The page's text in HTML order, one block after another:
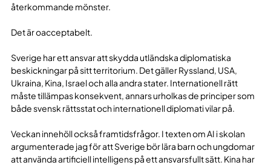
återkommande mönster.
Det är oacceptabelt.
Sverige har ett ansvar att skydda utländska diplomatiska
beskickningar på sitt territorium. Det gäller Ryssland, USA,
Ukraina, Kina, Israel och alla andra stater. Internationell rätt
måste tillämpas konsekvent, annars urholkas de principer som
både svensk rättsstat och internationell diplomati vilar på.
Veckan innehöll också framtidsfrågor. I texten om AI i skolan
argumenterade jag för att Sverige bör lära barn och ungdomar
att använda artificiell intelligens på ett ansvarsfullt sätt. Kina har